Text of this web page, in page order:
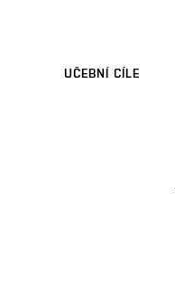
UČEBNÍ CÍLE